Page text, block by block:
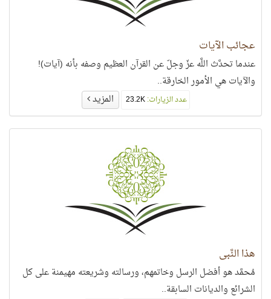
عجائب الآيات
عندما تحدَّث اللَّه عزّ وجلّ عن القرآن العظيم وصفه بأنه (آيات)!
والآيات هي الأمور الخارقة..
عدد الزيارات:23.2K المزيد
هذا النَّبي
مُحمَّد هو أفضل الرسل وخاتمهم، ورسالته وشريعته مهيمنة على كل
الشرائع والديانات السابقة..